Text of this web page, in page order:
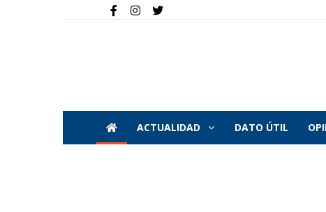
ACTUALIDAD DATO ÚTIL